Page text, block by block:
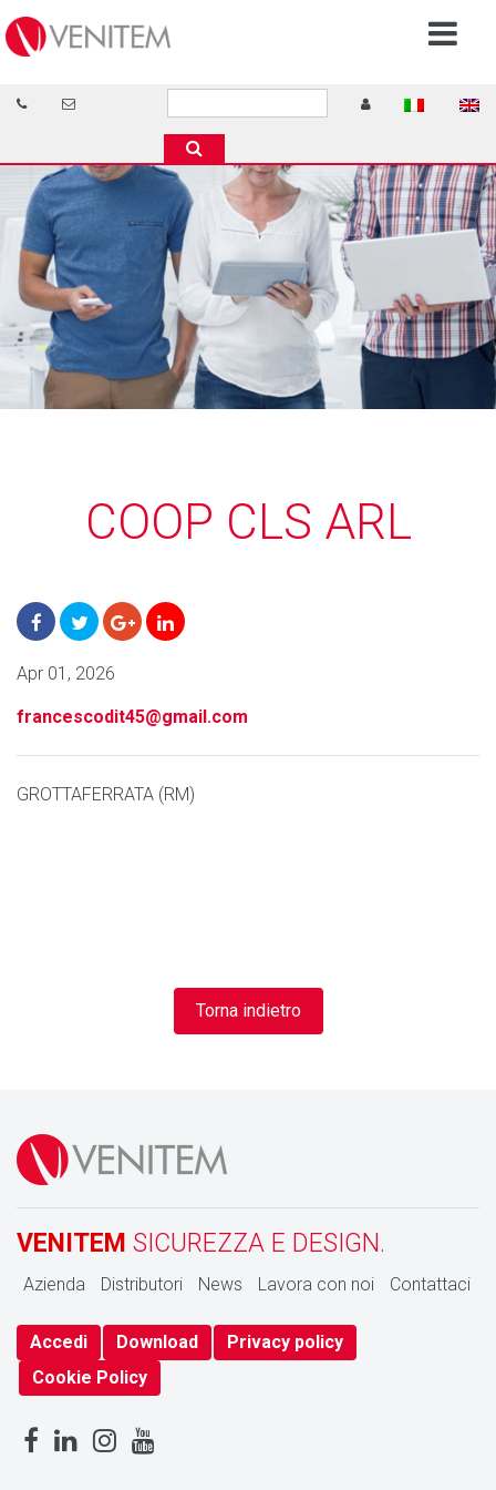
COOP CLS ARL
Apr 01, 2026
francescodit45@gmail.com
GROTTAFERRATA (RM)
Torna indietro
VENITEM SICUREZZA E DESIGN.
Azienda Distributori News Lavora con noi Contattaci
Accedi Download
Privacy policy
Cookie Policy